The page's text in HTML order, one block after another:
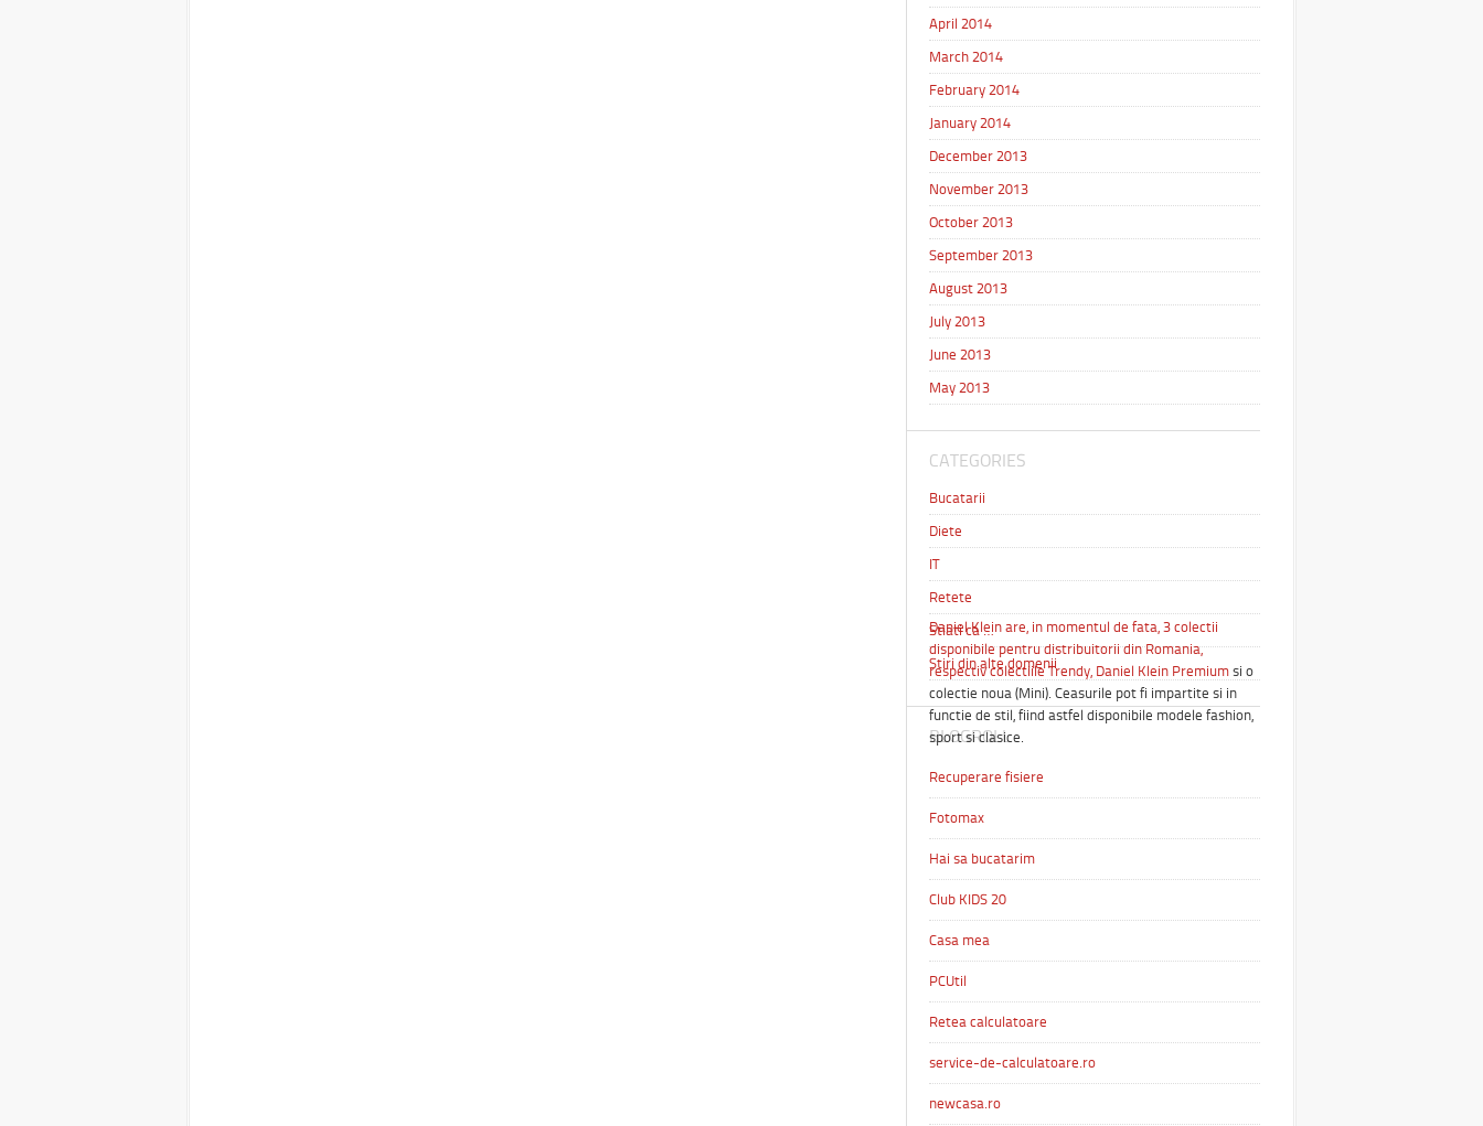
April 2014
March 2014
February 2014
January 2014
December 2013
November 2013
October 2013
September 2013
August 2013
July 2013
June 2013
May 2013
CATEGORIES
Bucatarii
Diete
IT
Retete
Stiati ca …
Stiri din alte domenii
BLOGROLL
Recuperare fisiere
Fotomax
Hai sa bucatarim
Club KIDS 20
Casa mea
PCUtil
Retea calculatoare
service-de-calculatoare.ro
newcasa.ro
Daniel Klein are, in momentul de fata, 3 colectii
disponibile pentru distribuitorii din Romania,
respectiv colectiile Trendy, Daniel Klein Premium si o
colectie noua (Mini). Ceasurile pot fi impartite si in
functie de stil, fiind astfel disponibile modele fashion,
sport si clasice.